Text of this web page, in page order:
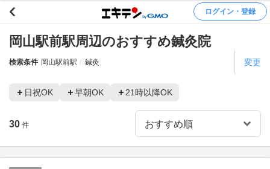
ログイン・登録
岡山駅前駅周辺のおすすめ鍼灸院
検索条件 岡山駅前駅 鍼灸 変更
日祝OK 早朝OK 21時以降OK
30 件